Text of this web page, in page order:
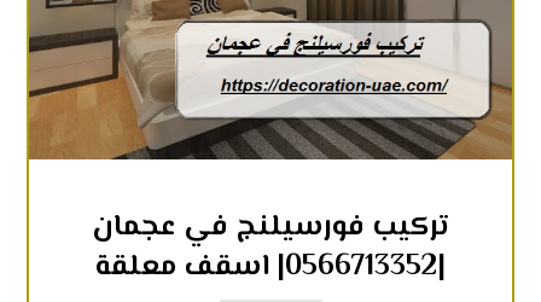
تركيب فورسيلنج في عجمان
|0566713352| اسقف معلقة